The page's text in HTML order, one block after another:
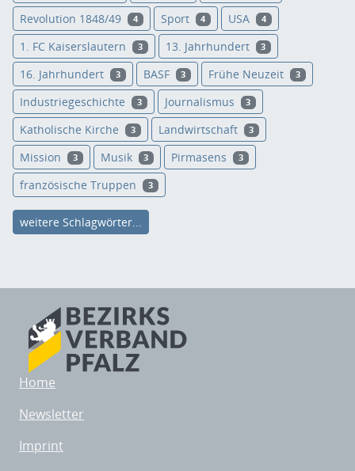
Revolution 1848/49 4 Sport 4 USA 4
1. FC Kaiserslautern 3 13. Jahrhundert 3
16. Jahrhundert 3 BASF 3 Frühe Neuzeit 3
Industriegeschichte 3 Journalismus 3
Katholische Kirche 3 Landwirtschaft 3
Mission 3 Musik 3 Pirmasens 3
französische Truppen 3
weitere Schlagwörter...
Home
Newsletter
Imprint